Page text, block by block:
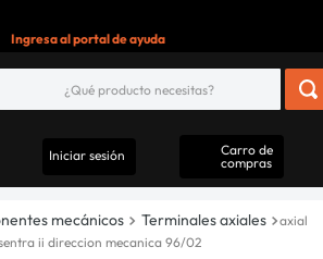
Ingresa al portal de ayuda
Iniciar sesión
Carro de
compras
mecánicos Terminales axiales
axial
ii direccion mecanica 96/02